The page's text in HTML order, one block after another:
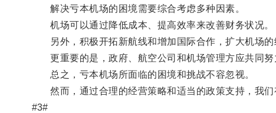
解决亏本机场的困境需要综合考虑多种因素。
机场可以通过降低成本、提高效率来改善财务状况。
另外，积极开拓新航线和增加国际合作，扩大机场的
更重要的是，政府、航空公司和机场管理方应共同努
总之，亏本机场所面临的困境和挑战不容忽视。
然而，通过合理的经营策略和适当的政策支持，我们
#3#